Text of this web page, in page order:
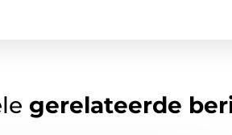
gerelateerde